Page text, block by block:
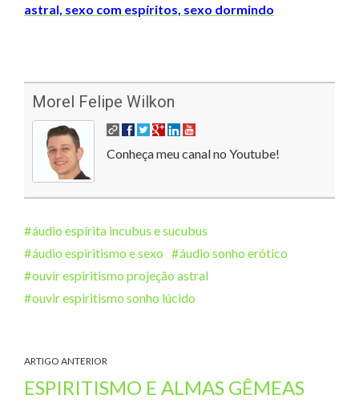
astral, sexo com espíritos, sexo dormindo
Morel Felipe Wilkon
Conheça meu canal no Youtube!
áudio espírita incubus e sucubus
áudio espiritismo e sexo
áudio sonho erótico
ouvir espiritismo projeção astral
ouvir espiritismo sonho lúcido
ARTIGO ANTERIOR
ESPIRITISMO E ALMAS GÊMEAS